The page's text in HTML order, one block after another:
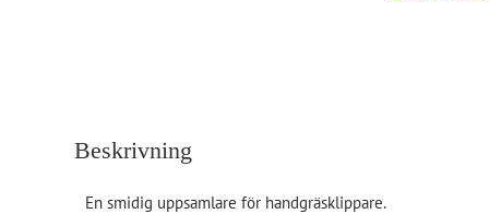
Beskrivning
En smidig uppsamlare för handgräsklippare.